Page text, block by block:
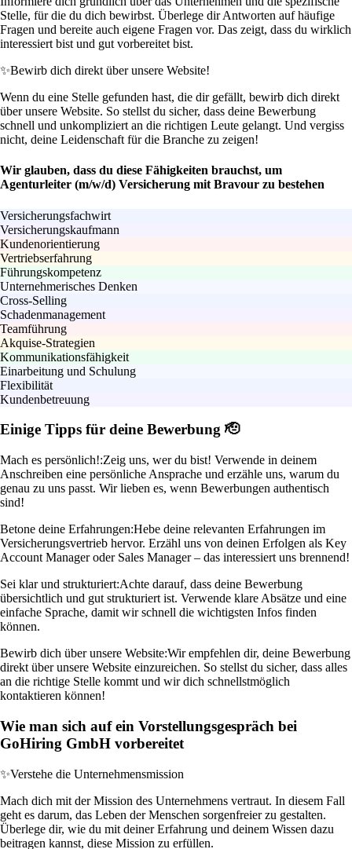
Stelle, für die du dich bewirbst. Überlege dir Antworten auf häufige
Fragen und bereite auch eigene Fragen vor. Das zeigt, dass du wirklich
interessiert bist und gut vorbereitet bist.
✨Bewirb dich direkt über unsere Website!
Wenn du eine Stelle gefunden hast, die dir gefällt, bewirb dich direkt
über unsere Website. So stellst du sicher, dass deine Bewerbung
schnell und unkompliziert an die richtigen Leute gelangt. Und vergiss
nicht, deine Leidenschaft für die Branche zu zeigen!
Wir glauben, dass du diese Fähigkeiten brauchst, um
Agenturleiter (m/w/d) Versicherung mit Bravour zu bestehen
Versicherungsfachwirt
Versicherungskaufmann
Kundenorientierung
Vertriebserfahrung
Führungskompetenz
Unternehmerisches Denken
Cross-Selling
Schadenmanagement
Teamführung
Akquise-Strategien
Kommunikationsfähigkeit
Einarbeitung und Schulung
Flexibilität
Kundenbetreuung
Einige Tipps für deine Bewerbung 🫡
Mach es persönlich!:Zeig uns, wer du bist! Verwende in deinem
Anschreiben eine persönliche Ansprache und erzähle uns, warum du
genau zu uns passt. Wir lieben es, wenn Bewerbungen authentisch
sind!
Betone deine Erfahrungen:Hebe deine relevanten Erfahrungen im
Versicherungsvertrieb hervor. Erzähl uns von deinen Erfolgen als Key
Account Manager oder Sales Manager – das interessiert uns brennend!
Sei klar und strukturiert:Achte darauf, dass deine Bewerbung
übersichtlich und gut strukturiert ist. Verwende klare Absätze und eine
einfache Sprache, damit wir schnell die wichtigsten Infos finden
können.
Bewirb dich über unsere Website:Wir empfehlen dir, deine Bewerbung
direkt über unsere Website einzureichen. So stellst du sicher, dass alles
an die richtige Stelle kommt und wir dich schnellstmöglich
kontaktieren können!
Wie man sich auf ein Vorstellungsgespräch bei
GoHiring GmbH vorbereitet
✨Verstehe die Unternehmensmission
Mach dich mit der Mission des Unternehmens vertraut. In diesem Fall
geht es darum, das Leben der Menschen sorgenfreier zu gestalten.
Überlege dir, wie du mit deiner Erfahrung und deinem Wissen dazu
beitragen kannst, diese Mission zu erfüllen.